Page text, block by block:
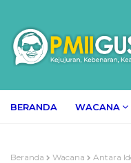
BERANDA WACANA
Beranda Wacana Antara